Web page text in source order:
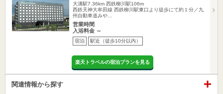
大溝駅7.36km 西鉄柳川駅106m
西鉄天神大牟田線 西鉄柳川駅東口より徒歩にて約１分／九
州自動車道みや…
営業時間
入浴料金 ～
宿泊 駅近（徒歩10分以内）
楽天トラベルの宿泊プランを見る
関連情報から探す